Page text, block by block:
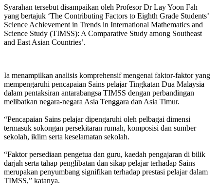
Syarahan tersebut disampaikan oleh Profesor Dr Lay Yoon Fah
yang bertajuk ‘The Contributing Factors to Eighth Grade Students’
Science Achievement in Trends in International Mathematics and
Science Study (TIMSS): A Comparative Study among Southeast
and East Asian Countries’.
Ia menampilkan analisis komprehensif mengenai faktor-faktor yang
mempengaruhi pencapaian Sains pelajar Tingkatan Dua Malaysia
dalam pentaksiran antarabangsa TIMSS dengan perbandingan
melibatkan negara-negara Asia Tenggara dan Asia Timur.
“Pencapaian Sains pelajar dipengaruhi oleh pelbagai dimensi
termasuk sokongan persekitaran rumah, komposisi dan sumber
sekolah, iklim serta keselamatan sekolah.
“Faktor persediaan pengetua dan guru, kaedah pengajaran di bilik
darjah serta tahap penglibatan dan sikap pelajar terhadap Sains
merupakan penyumbang signifikan terhadap prestasi pelajar dalam
TIMSS,” katanya.